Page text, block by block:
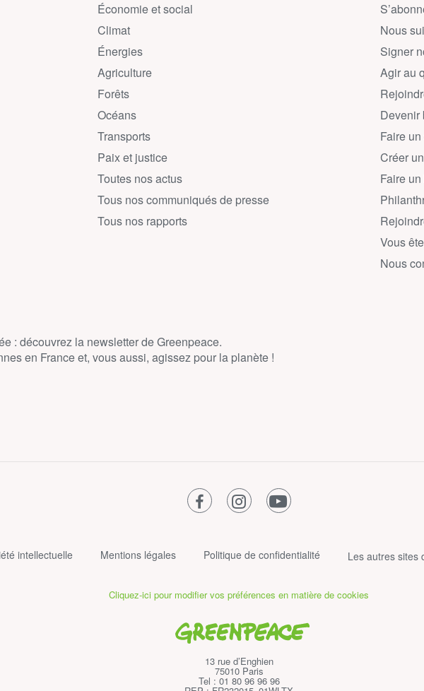
Économie et social
Climat
Énergies
Agriculture
Forêts
Océans
Transports
Paix et justice
Toutes nos actus
Tous nos communiqués de presse
Tous nos rapports
Nous
Signer
Agir au
Devenir
Faire
Créer
Faire
Vous
Nous
: découvrez la newsletter de Greenpeace.
en France et, vous aussi, agissez pour la planète !
facebookinstagramyoutube
intellectuelle Mentions légales Politique de confidentialité Les autres sites
Cliquez-ici pour modifier vos préférences en matière de cookies
Greenpeace
13 rue d’Enghien
75010 Paris
Tel : 01 80 96 96 96